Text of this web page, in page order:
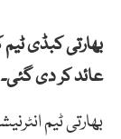
بھارتی کبڈی
عائد کر دی گئی۔
بھارتی ٹیم